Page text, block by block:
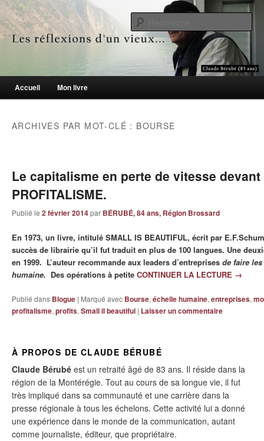
Les réflexions d'un vieux…
Le blogue des aînés de 65 ans et +
Menu principal
Aller au contenu principal
Aller au contenu secondaire
Accueil Mon livre
ARCHIVES PAR MOT-CLÉ : BOURSE
Le capitalisme en perte de vitesse devant
PROFITALISME.
Publié le 2 février 2014par BÉRUBÉ, 84 ans, Région Brossard
En 1973, un livre, intitulé SMALL IS BEAUTIFUL, écrit par
succès de librairie qu’il fut traduit en plus de 100 langues. Une
en 1999. L’auteur recommande aux leaders d’entreprises de faire
humaine. Des opérations à petite CONTINUER LA LECTURE →
Publié dans Blogue | Marqué avec Bourse, échelle humaine, entreprises,
profitalisme, profits, Small il beautiful | Laisser un commentaire
À PROPOS DE CLAUDE BÉRUBÉ
Claude Bérubé est un retraité âgé de 83 ans. Il réside dans la
région de la Montérégie. Tout au cours de sa longue vie, il fut
très impliqué dans sa communauté et une carrière dans la
presse régionale à tous les échelons. Cette activité lui a donné
une expérience dans le monde de la communication, autant
comme journaliste, éditeur, que propriétaire.